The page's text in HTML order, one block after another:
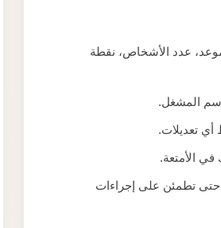
عدد الأشخاص، نقطة
المشغل.
أي تعديلات.
حتى تطمئن على إجراءات